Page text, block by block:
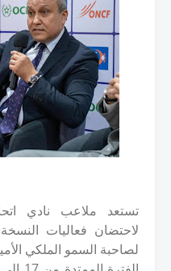
تستعد ملاعب نادي
لصاحبة السمو الملكي